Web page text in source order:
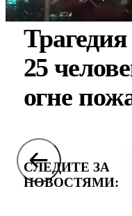
25
огне
СЛЕДИТЕ ЗА
НОВОСТЯМИ: